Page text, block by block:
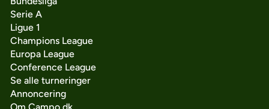
Serie A
Ligue 1
Champions League
Europa League
Conference League
Se alle turneringer
Annoncering